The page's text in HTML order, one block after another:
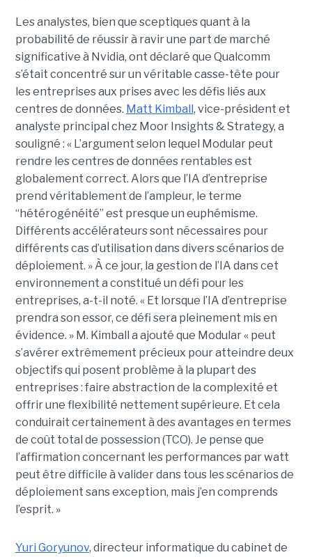
Les analystes, bien que sceptiques quant à la
probabilité de réussir à ravir une part de marché
significative à Nvidia, ont déclaré que Qualcomm
s’était concentré sur un véritable casse-tête pour
les entreprises aux prises avec les défis liés aux
centres de données. Matt Kimball, vice-président et
analyste principal chez Moor Insights & Strategy, a
souligné : « L’argument selon lequel Modular peut
rendre les centres de données rentables est
globalement correct. Alors que l’IA d’entreprise
prend véritablement de l’ampleur, le terme
“hétérogénéité” est presque un euphémisme.
Différents accélérateurs sont nécessaires pour
différents cas d’utilisation dans divers scénarios de
déploiement. » À ce jour, la gestion de l’IA dans cet
environnement a constitué un défi pour les
entreprises, a-t-il noté. « Et lorsque l’IA d’entreprise
prendra son essor, ce défi sera pleinement mis en
évidence. » M. Kimball a ajouté que Modular « peut
s’avérer extrêmement précieux pour atteindre deux
objectifs qui posent problème à la plupart des
entreprises : faire abstraction de la complexité et
offrir une flexibilité nettement supérieure. Et cela
conduirait certainement à des avantages en termes
de coût total de possession (TCO). Je pense que
l’affirmation concernant les performances par watt
peut être difficile à valider dans tous les scénarios de
déploiement sans exception, mais j’en comprends
l’esprit. »
Yuri Goryunov, directeur informatique du cabinet de